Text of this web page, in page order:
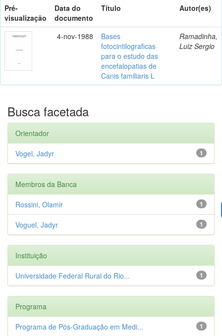
Pré-
visualização
Data do
documento
Título Autor(es)
4-nov-1988
Bases
fotocintilograficas
para o estudo das
encefalopatias de
Canis familiaris L
Ramadinha,
Luiz Sergio
Busca facetada
Orientador
1
Vogel, Jadyr
Membros da Banca
1
Rossini, Olamir
1
Voguel, Jadyr
Instituição
1
Universidade Federal Rural do Rio...
Programa
1
Programa de Pós-Graduação em Medi...